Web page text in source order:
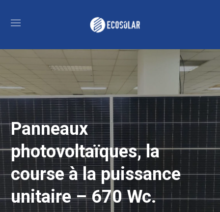
Panneaux
photovoltaïques, la
course à la puissance
unitaire – 670 Wc.